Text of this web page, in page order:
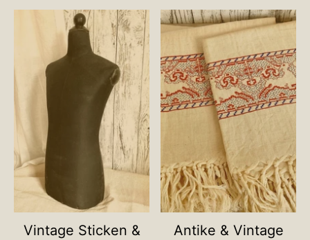
Name deiner Kategorie
Vintage Sticken &
Name deiner
Antike & Vintage